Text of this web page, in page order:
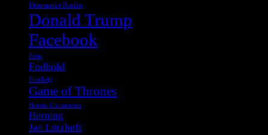
Danmarks Radio
Donald Trump
Facebook
Ferie
Fodbold
Frankrig
Game of Thrones
Henrik Christensen
Herning
Jan Lützhøft